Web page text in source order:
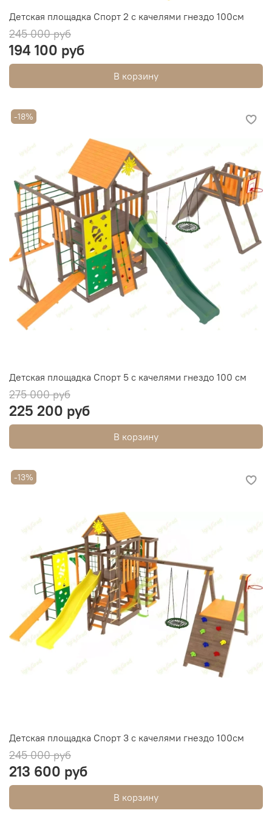
Детская площадка Спорт 2 с качелями гнездо 100см
245 000 руб
194 100 руб
В корзину
-18%
Детская площадка Спорт 5 с качелями гнездо 100 см
275 000 руб
225 200 руб
В корзину
-13%
Детская площадка Спорт 3 с качелями гнездо 100см
245 000 руб
213 600 руб
В корзину